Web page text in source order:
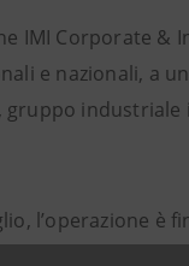
IMI Corporate &
e nazionali, a
gruppo industriale
l’operazione è